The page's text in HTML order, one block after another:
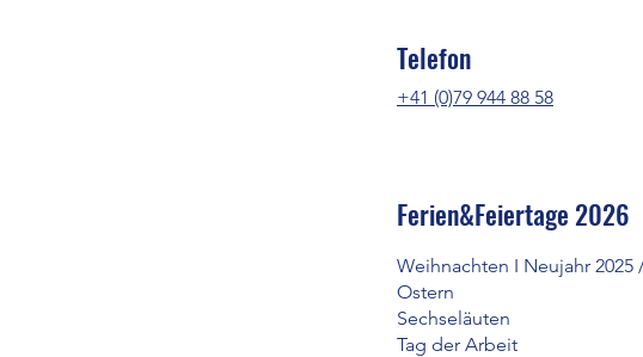
Telefon
+41 (0)79 944 88 58
Ferien&Feiertage 2026
Weihnachten I Neujahr
Ostern
Sechseläuten
Tag der Arbeit